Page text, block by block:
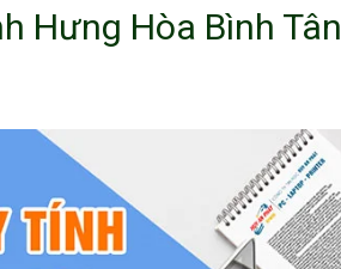
Hưng Hòa Bình Tân